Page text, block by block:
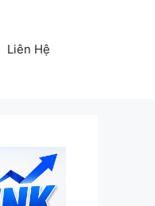
Liên Hệ